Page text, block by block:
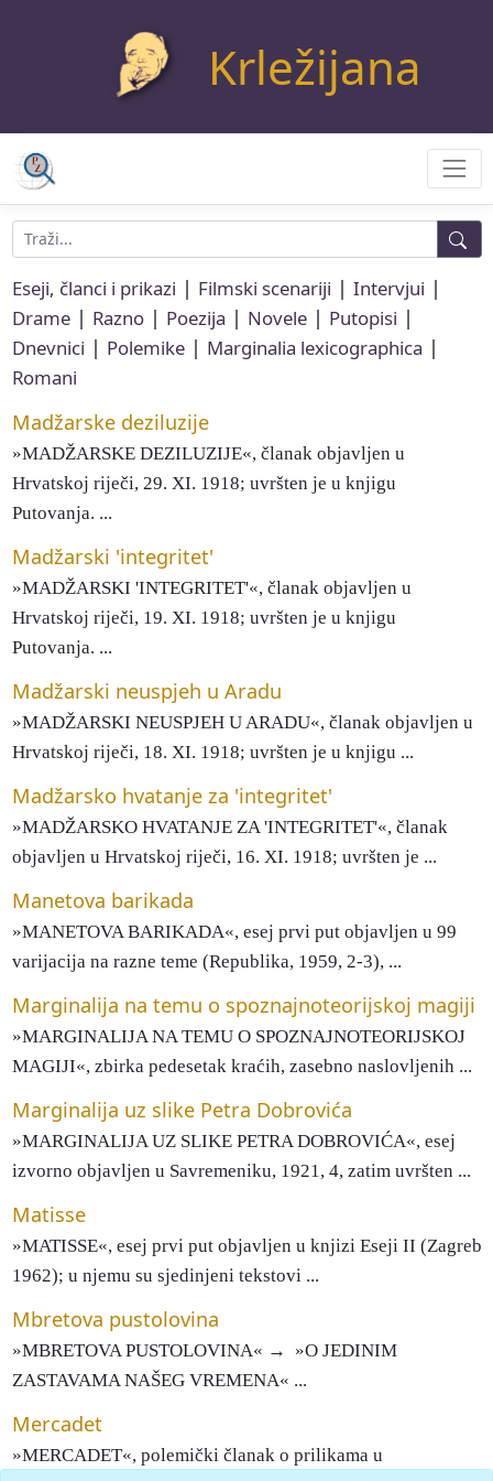
Krležijana
Eseji, članci i prikazi | Filmski scenariji | Intervjui |
Drame| Razno| Poezija | Novele| Putopisi |
Dnevnici | Polemike| Marginalia lexicographica |
Romani
Madžarske deziluzije
»MADŽARSKE DEZILUZIJE«, članak objavljen u
Hrvatskoj riječi, 29. XI. 1918; uvršten je u knjigu
Putovanja. ...
Madžarski 'integritet'
»MADŽARSKI 'INTEGRITET'«, članak objavljen u
Hrvatskoj riječi, 19. XI. 1918; uvršten je u knjigu
Putovanja. ...
Madžarski neuspjeh u Aradu
»MADŽARSKI NEUSPJEH U ARADU«, članak objavljen u
Hrvatskoj riječi, 18. XI. 1918; uvršten je u knjigu ...
Madžarsko hvatanje za 'integritet'
»MADŽARSKO HVATANJE ZA 'INTEGRITET'«, članak
objavljen u Hrvatskoj riječi, 16. XI. 1918; uvršten je ...
Manetova barikada
»MANETOVA BARIKADA«, esej prvi put objavljen u 99
varijacija na razne teme (Republika, 1959, 2-3), ...
Marginalija na temu o spoznajnoteorijskoj magiji
»MARGINALIJA NA TEMU O SPOZNAJNOTEORIJSKOJ
MAGIJI«, zbirka pedesetak kraćih, zasebno naslovljenih ...
Marginalija uz slike Petra Dobrovića
»MARGINALIJA UZ SLIKE PETRA DOBROVIĆA«, esej
izvorno objavljen u Savremeniku, 1921, 4, zatim uvršten ...
Matisse
»MATISSE«, esej prvi put objavljen u knjizi Eseji II (Zagreb
1962); u njemu su sjedinjeni tekstovi ...
Mbretova pustolovina
»MBRETOVA PUSTOLOVINA« → »O JEDINIM
ZASTAVAMA NAŠEG VREMENA« ...
Mercadet
»MERCADET«, polemički članak o prilikama u